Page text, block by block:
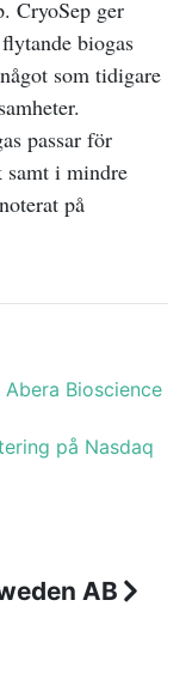
CryoSep ger
biogas
som tidigare
passar för
samt i mindre
på
Bioscience
på Nasdaq
AB